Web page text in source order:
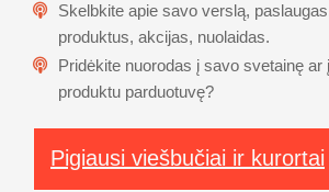
Skelbkite apie savo verslą,
produktus, akcijas, nuolaidas.
Pridėkite nuorodas į savo svetainę ar į
produktu parduotuvę?
Pigiausi viešbučiai ir kurortai